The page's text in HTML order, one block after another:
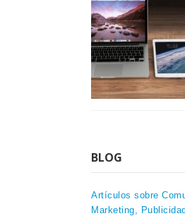
BLOG
Artículos sobre
Marketing,